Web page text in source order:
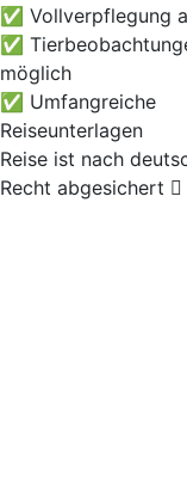
✅ Vollverpflegung
✅
möglich
✅ Umfangreiche
Reiseunterlagen
Reise ist nach
Recht abgesichert